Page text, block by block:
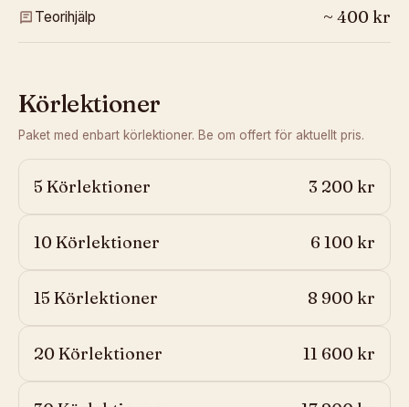
Teorihjälp ~ 400 kr
Körlektioner
Paket med enbart körlektioner. Be om offert för aktuellt pris.
5 Körlektioner 3 200 kr
10 Körlektioner 6 100 kr
15 Körlektioner 8 900 kr
20 Körlektioner 11 600 kr